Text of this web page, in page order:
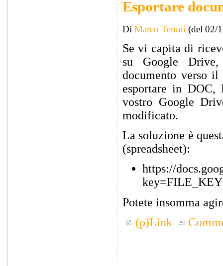
Esportare
Di Marco Tenuti (del 02/
Se vi capita di
su Google
documento verso
esportare in
vostro Google
modificato.
La soluzione è
(spreadsheet):
https://
Potete insomma
(p)Link